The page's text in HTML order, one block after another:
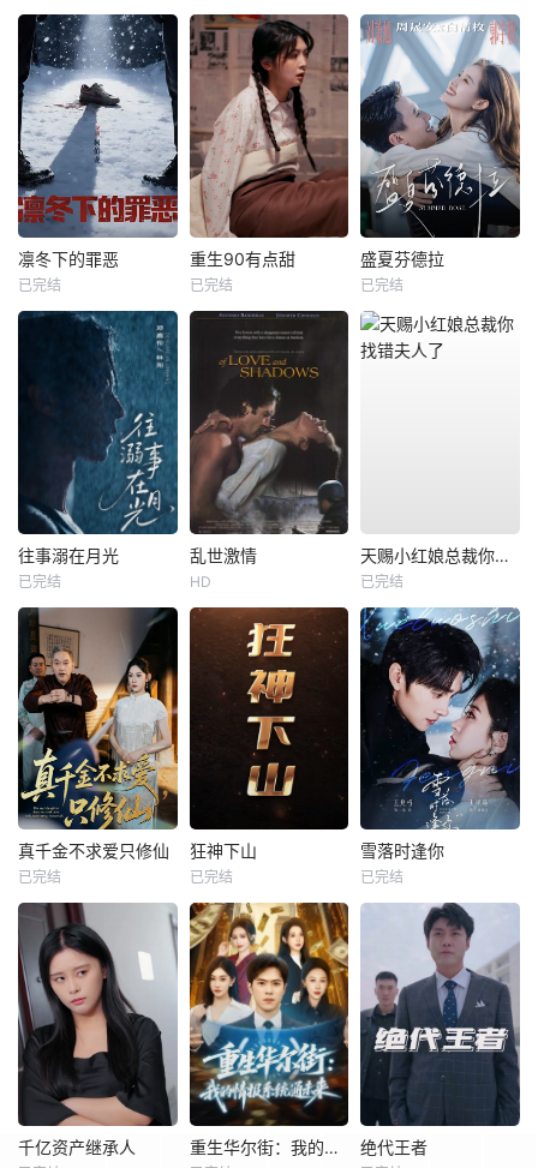
凛冬下的罪恶
已完结
重生90有点甜
已完结
盛夏芬德拉
已完结
往事溺在月光
已完结
乱世激情
HD
天赐小红娘总裁你找错夫人了
已完结
真千金不求爱只修仙
已完结
狂神下山
已完结
雪落时逢你
已完结
千亿资产继承人 重生华尔街：我的情报系统通未来 绝代王者